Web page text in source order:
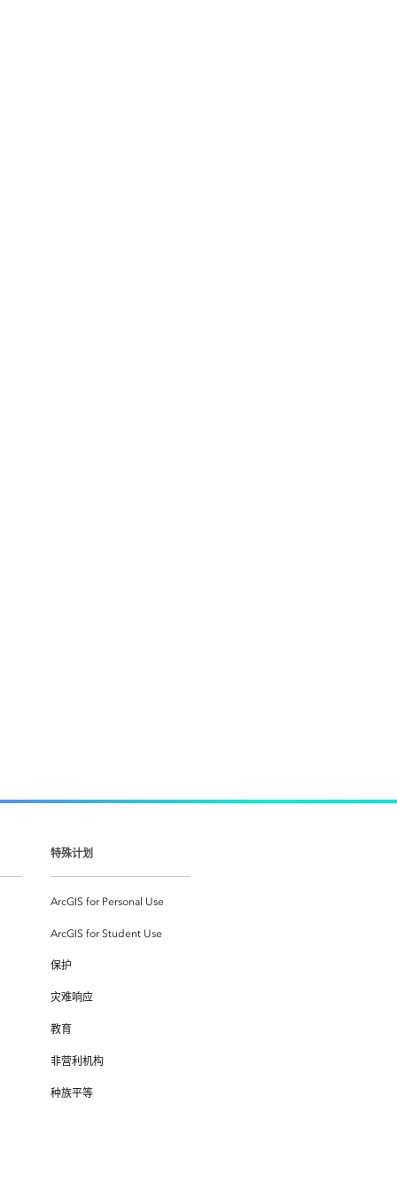
特殊计划
ArcGIS for Personal Use
ArcGIS for Student Use
保护
灾难响应
教育
非营利机构
种族平等